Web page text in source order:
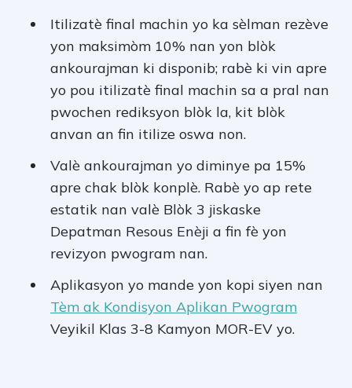
Itilizatè final machin yo ka sèlman rezève
yon maksimòm 10% nan yon blòk
ankourajman ki disponib; rabè ki vin apre
yo pou itilizatè final machin sa a pral nan
pwochen rediksyon blòk la, kit blòk
anvan an fin itilize oswa non.
Valè ankourajman yo diminye pa 15%
apre chak blòk konplè. Rabè yo ap rete
estatik nan valè Blòk 3 jiskaske
Depatman Resous Enèji a fin fè yon
revizyon pwogram nan.
Aplikasyon yo mande yon kopi siyen nan
Tèm ak Kondisyon Aplikan Pwogram
Veyikil Klas 3-8 Kamyon MOR-EV yo.